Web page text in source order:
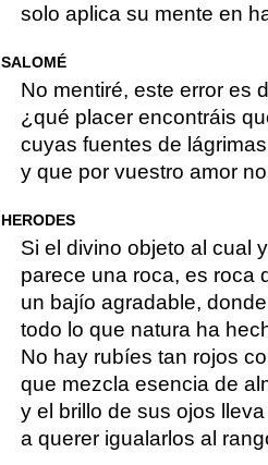
solo aplica su mente en
SALOMÉ
No mentiré, este error es
¿qué placer encontráis
cuyas fuentes de
y que por vuestro amor
HERODES
Si el divino objeto al cual
parece una roca, es roca
un bajío agradable,
todo lo que natura ha
No hay rubíes tan rojos
que mezcla esencia de
y el brillo de sus ojos
a querer igualarlos al